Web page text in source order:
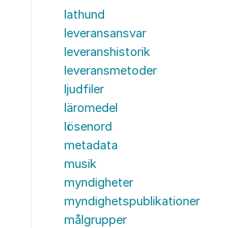
lathund
leveransansvar
leveranshistorik
leveransmetoder
ljudfiler
läromedel
lösenord
metadata
musik
myndigheter
myndighetspublikationer
målgrupper